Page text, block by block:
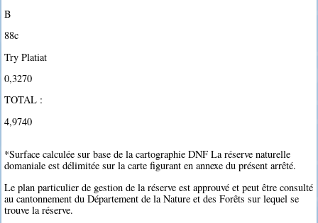
B
88c
Try Platiat
0,3270
TOTAL :
4,9740
*Surface calculée sur base de la cartographie DNF La réserve naturelle
domaniale est délimitée sur la carte figurant en annexe du présent arrêté.
Le plan particulier de gestion de la réserve est approuvé et peut être consulté
au cantonnement du Département de la Nature et des Forêts sur lequel se
trouve la réserve.